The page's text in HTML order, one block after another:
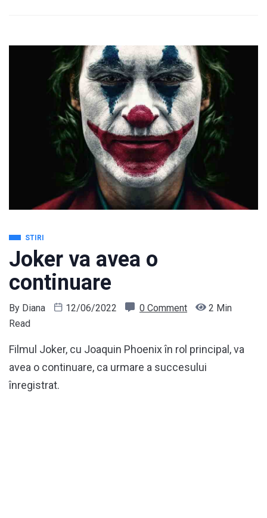
STIRI
Joker va avea o
continuare
By Diana 12/06/2022 0 Comment
2 Min
Read
Filmul Joker, cu Joaquin Phoenix în rol principal, va
avea o continuare, ca urmare a succesului
înregistrat.